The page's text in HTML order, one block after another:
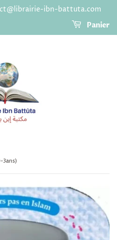
ibn-battuta.com
Panier
3ans)